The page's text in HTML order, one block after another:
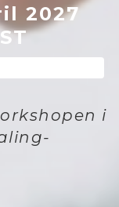
2027
i